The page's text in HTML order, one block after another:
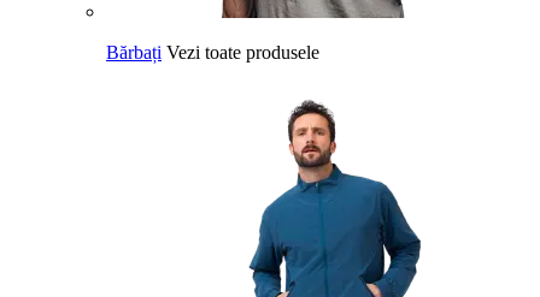
Bărbați Vezi toate produsele